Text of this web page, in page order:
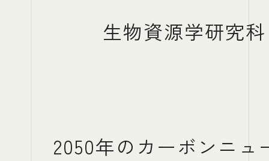
生物資源学研究
2050年のカーボンニ